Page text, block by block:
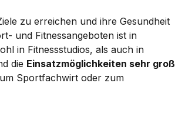
zu erreichen und ihre Gesundheit
und Fitnessangeboten ist in
in Fitnessstudios, als auch in
die Einsatzmöglichkeiten sehr groß
Sportfachwirt oder zum